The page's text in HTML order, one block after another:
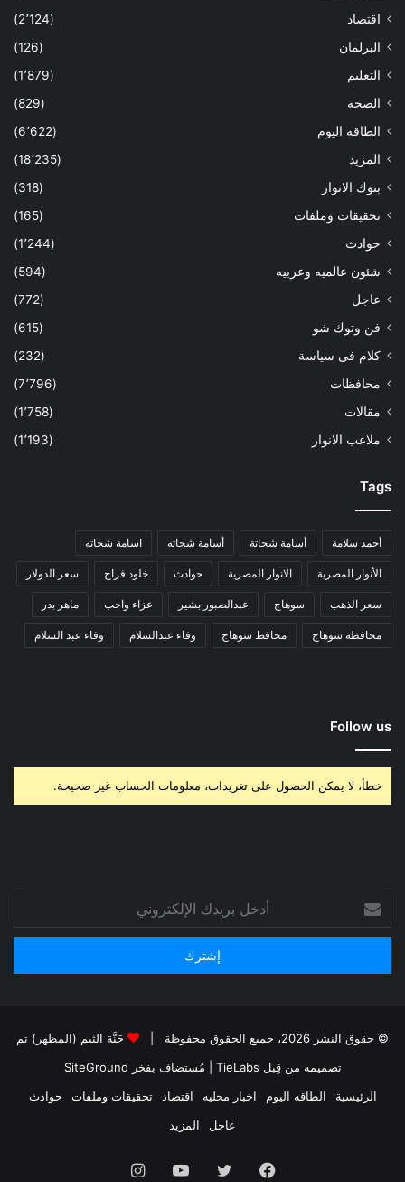
اقتصاد
(2٬124)
البرلمان
(126)
التعليم
(1٬879)
الصحه
(829)
الطاقه اليوم
(6٬622)
المزيد
(18٬235)
بنوك الانوار
(318)
تحقيقات وملفات
(165)
حوادث
(1٬244)
شئون عالميه وعربيه
(594)
عاجل
(772)
فن وتوك شو
(615)
كلام فى سياسة
(232)
محافظات
(7٬796)
مقالات
(1٬758)
ملاعب الانوار
(1٬193)
Tags
أحمد سلامة أسامة شحاتة أسامة شحاته اسامة شحاته
الأنوار المصرية الانوار المصرية حوادث خلود فراج سعر الدولار
سعر الذهب سوهاج عبدالصبور بشير عزاء واجب ماهر بدر
محافظة سوهاج محافظ سوهاج وفاء عبدالسلام وفاء عبد السلام
Follow us
خطأ، لا يمكن الحصول على تغريدات، معلومات الحساب غير صحيحة.
بريدك
الإلكتروني
© حقوق النشر 2026، جميع الحقوق محفوظة |
جَنَّة الثيم (المظهر) تم
تصميمه من قِبل TieLabs
| مُستضاف بفخر SiteGround
الرئيسية
الطاقه اليوم اخبار محليه اقتصاد تحقيقات وملفات
حوادث
عاجل
المزيد
فيسبوك تويتر يوتيوبانستقرام